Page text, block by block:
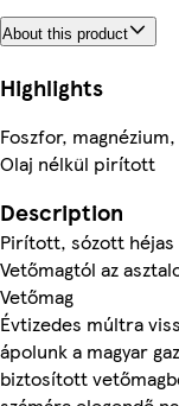
About this product
Highlights
Foszfor,
Olaj nélkül pirított
Description
Pirított, sózott
Vetőmagtól az
Vetőmag
Évtizedes múltra
ápolunk a magyar
biztosított